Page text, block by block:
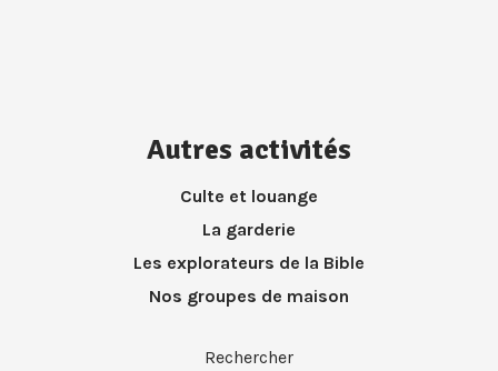
Autres activités
Culte et louange
La garderie
Les explorateurs de la Bible
Nos groupes de maison
Rechercher